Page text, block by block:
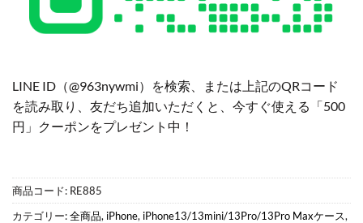
LINE ID（@963nywmi）を検索、または上記のQRコード
を読み取り、友だち追加いただくと、今すぐ使える「500
円」クーポンをプレゼント中！
商品コード: RE885
カテゴリー:全商品, iPhone, iPhone13/13mini/13Pro/13Pro Maxケース,